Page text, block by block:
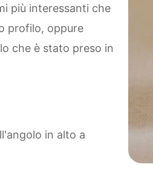
più interessanti che
profilo, oppure
che è stato preso in
in alto a